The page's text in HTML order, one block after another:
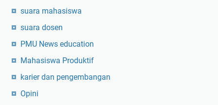
suara mahasiswa
suara dosen
PMU News education
Mahasiswa Produktif
karier dan pengembangan
Opini